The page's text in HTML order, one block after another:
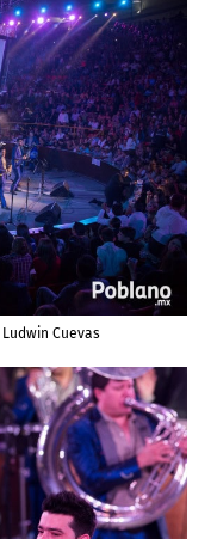
Ludwin Cuevas